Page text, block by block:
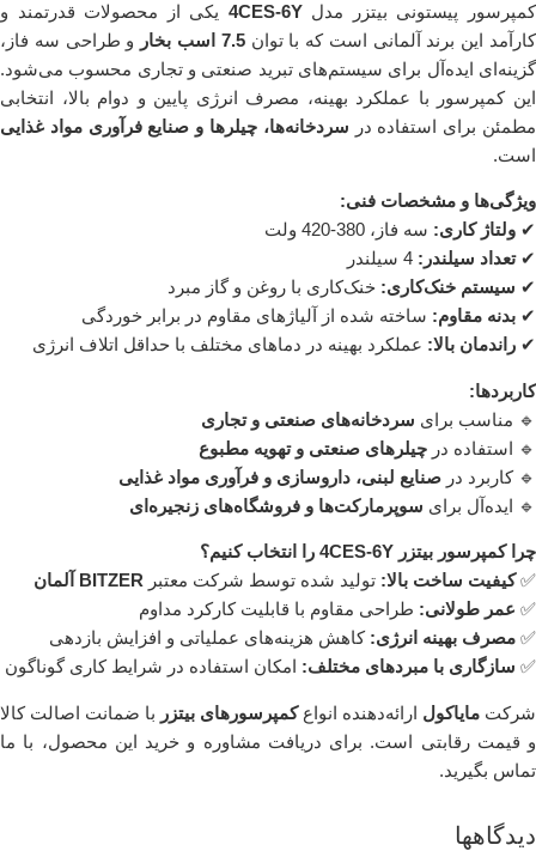
کمپرسور پیستونی بیتزر مدل4CES-6Y یکی از محصولات قدرتمند و
کارآمد این برند آلمانی است که با توان7.5 اسب بخار
و طراحی سه فاز،
گزینه‌ای ایده‌آل برای سیستم‌های تبرید صنعتی و تجاری محسوب می‌شود.
این کمپرسور با عملکرد بهینه، مصرف انرژی پایین و دوام بالا، انتخابی
مطمئن برای استفاده در سردخانه‌ها، چیلرها و صنایع فرآوری مواد غذایی
است.
ویژگی‌ها و مشخصات فنی:
✔ ولتاژ کاری: سه فاز، 380-420 ولت
✔تعداد سیلندر:
✔ سیستم خنک‌کاری: خنک‌کاری با روغن و گاز مبرد
✔ بدنه مقاوم: ساخته شده از آلیاژهای مقاوم در برابر خوردگی
✔ راندمان بالا: عملکرد بهینه در دماهای مختلف با حداقل اتلاف انرژی
کاربردها:
🔹 مناسب برای سردخانه‌های صنعتی و تجاری
🔹 استفاده در چیلرهای صنعتی و تهویه مطبوع
🔹 کاربرد در صنایع لبنی، داروسازی و فرآوری مواد غذایی
🔹 ایده‌آل برای سوپرمارکت‌ها و فروشگاه‌های زنجیره‌ای
چرا کمپرسور بیتزر 4CES-6Y را انتخاب کنیم؟
✅کیفیت ساخت بالا: تولید شده توسط شرکت معتبر BITZER آلمان
✅ عمر طولانی: طراحی مقاوم با قابلیت کارکرد مداوم
✅ مصرف بهینه انرژی: کاهش هزینه‌های عملیاتی و افزایش بازدهی
✅ سازگاری با مبردهای مختلف: امکان استفاده در شرایط کاری گوناگون
شرکت مایاکول ارائه‌دهنده انواعکمپرسورهای بیتزر با ضمانت اصالت کالا
و قیمت رقابتی است. برای دریافت مشاوره و خرید این محصول، با ما
تماس بگیرید.
دیدگاهها